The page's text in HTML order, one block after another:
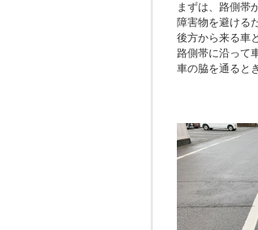
まずは、路側帯
障害物を避ける
後方から来る車
路側帯に沿って
車の脇を通ると